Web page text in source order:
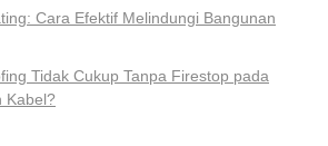
Cara Efektif Melindungi Bangunan
Tidak Cukup Tanpa Firestop pada
Kabel?